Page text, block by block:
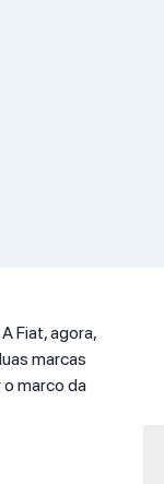
Fiat, agora,
marcas
marco da